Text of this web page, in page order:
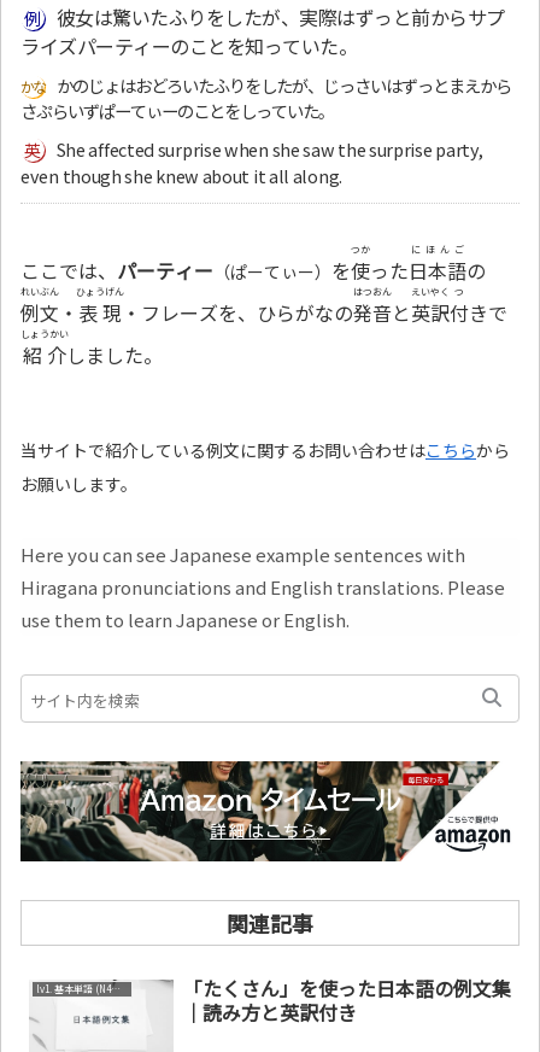
彼女は驚いたふりをしたが、実際はずっと前からサプ
ライズパーティーのことを知っていた。
かのじょはおどろいたふりをしたが、じっさいはずっとまえから
さぷらいずぱーてぃーのことをしっていた。
She affected surprise when she saw the surprise party,
even though she knew about it all along.
ここでは、 パーティー （ぱーてぃー） を使
つか
った日本語
にほんご
の
例文
れいぶん
・ 表現
ひょうげん
・フレーズを、ひらがなの発音
はつおん
と英訳
えいやく
付
つ
きで
紹介
しょうかい
しました。
当サイトで紹介している例文に関するお問い合わせはこちらから
お願いします。
Here you can see Japanese example sentences with
Hiragana pronunciations and English translations. Please
use them to learn Japanese or English.
関連記事
lv1. 基本単語 (N4～N5)
「たくさん」を使った日本語の例文集
｜読み方と英訳付き